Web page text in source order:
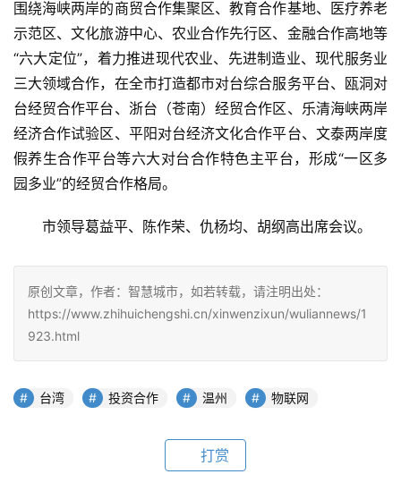
围绕海峡两岸的商贸合作集聚区、教育合作基地、医疗养老
示范区、文化旅游中心、农业合作先行区、金融合作高地等
“六大定位”，着力推进现代农业、先进制造业、现代服务业
三大领域合作，在全市打造都市对台综合服务平台、瓯洞对
台经贸合作平台、浙台（苍南）经贸合作区、乐清海峡两岸
经济合作试验区、平阳对台经济文化合作平台、文泰两岸度
假养生合作平台等六大对台合作特色主平台，形成“一区多
园多业”的经贸合作格局。
市领导葛益平、陈作荣、仇杨均、胡纲高出席会议。
原创文章，作者：智慧城市，如若转载，请注明出处：
https://www.zhihuichengshi.cn/xinwenzixun/wuliannews/1
923.html
台湾 投资合作 温州 物联网
打赏